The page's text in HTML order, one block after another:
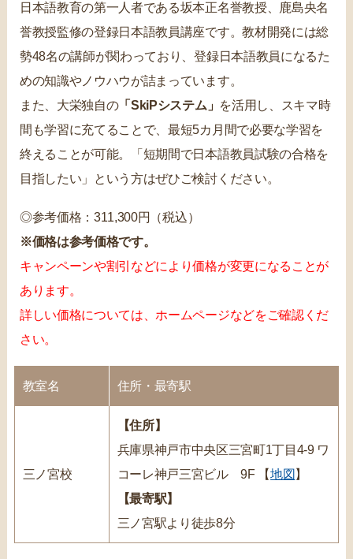
日本語教育の第一人者である坂本正名誉教授、鹿島央名
誉教授監修の登録日本語教員講座です。教材開発には総
勢48名の講師が関わっており、登録日本語教員になるた
めの知識やノウハウが詰まっています。
また、大栄独自の「SkiPシステム」 を活用し、スキマ時
間も学習に充てることで、最短5カ月間で必要な学習を
終えることが可能。「短期間で日本語教員試験の合格を
目指したい」という方はぜひご検討ください。
◎参考価格：311,300円（税込）
※価格は参考価格です。
キャンペーンや割引などにより価格が変更になることが
あります。
詳しい価格については、ホームページなどをご確認くだ
さい。
教室名 住所・最寄駅
三ノ宮校
【住所】
兵庫県神戸市中央区三宮町1丁目4-9 ワ
コーレ神戸三宮ビル 9F 【地図 】
【最寄駅】
三ノ宮駅より徒歩8分